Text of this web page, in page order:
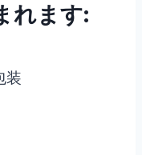
れます:
装